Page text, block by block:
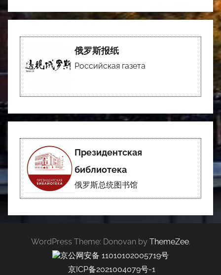
俄罗斯报纸
Российская газета
Президентская
библиотека
俄罗斯总统图书馆
WordPress Theme: Donovan by ThemeZee.
京公网安备 11010102005719号
京ICP备2021004079号-1